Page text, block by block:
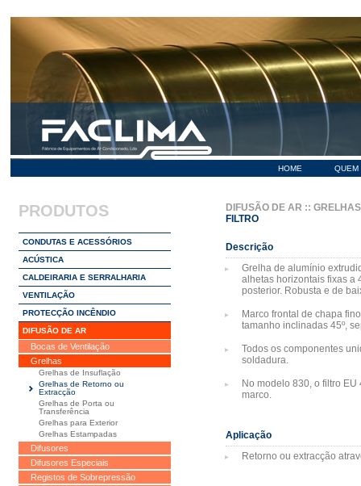
QUEM
HOME
PRODUTOS
CONDUTAS E ACESSÓRIOS
ACÚSTICA
CALDEIRARIA E SERRALHARIA
VENTILAÇÃO
PROTECÇÃO INCÊNDIO
DIFUSÃO DE AR
Bocas de Ventilação
Grelhas
Grelhas de Insuflação
Grelhas de Retorno ou
Extracção
Grelhas de Porta ou
Transferência
Grelhas para Exterior
Grelhas Estampadas
Difusores
Difusores Especiais
Registos de Sobrepressão
DIFUSÃO DE AR :: GRELHAS
FILTRO
Descrição
Grelha de alumínio
alhetas horizontais fixas a
posterior. Robusta e de
Marco frontal de chapa
tamanho inclinadas 45º,
Todos os componentes
soldadura.
No modelo 830, o filtro
marco.
Aplicação
Retorno ou extracção